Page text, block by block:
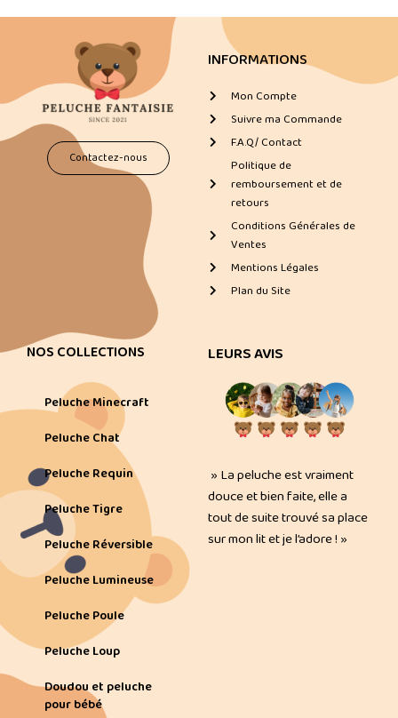
Contactez-nous
INFORMATIONS
Mon Compte
Suivre ma Commande
F.A.Q/ Contact
Politique de
remboursement et de
retours
Conditions Générales de
Ventes
Mentions Légales
Plan du Site
NOS COLLECTIONS
Peluche Minecraft
Peluche Chat
Peluche Requin
Peluche Tigre
Peluche Réversible
Peluche Lumineuse
Peluche Poule
Peluche Loup
Doudou et peluche
pour bébé
LEURS AVIS
» La peluche est vraiment
douce et bien faite, elle a
tout de suite trouvé sa place
sur mon lit et je l’adore ! »